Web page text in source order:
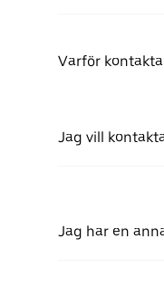
Varför
Jag vill
Jag har en